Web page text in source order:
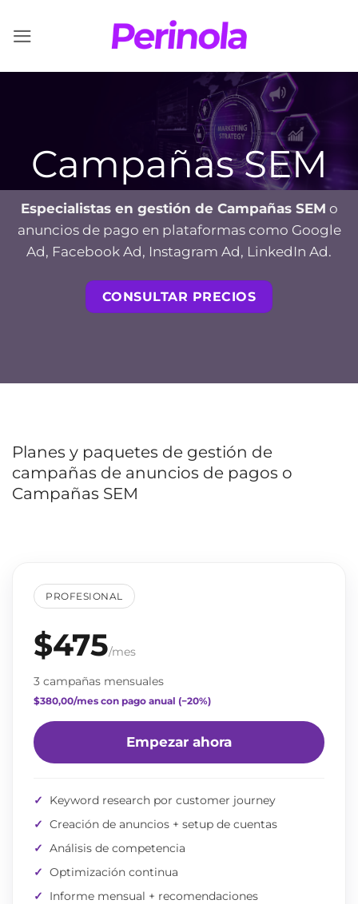
Campañas SEM
Especialistas en gestión de Campañas SEM o
anuncios de pago en plataformas como Google
Ad, Facebook Ad, Instagram Ad, LinkedIn Ad.
CONSULTAR PRECIOS
Planes y paquetes de gestión de
campañas de anuncios de pagos o
Campañas SEM
PROFESIONAL
$475/mes
3 campañas mensuales
$380,00/mes con pago anual (−20%)
Empezar ahora
✓
Keyword research por customer journey
✓ Creación de anuncios + setup de cuentas
✓ Análisis de competencia
✓ Optimización continua
✓
Informe mensual + recomendaciones